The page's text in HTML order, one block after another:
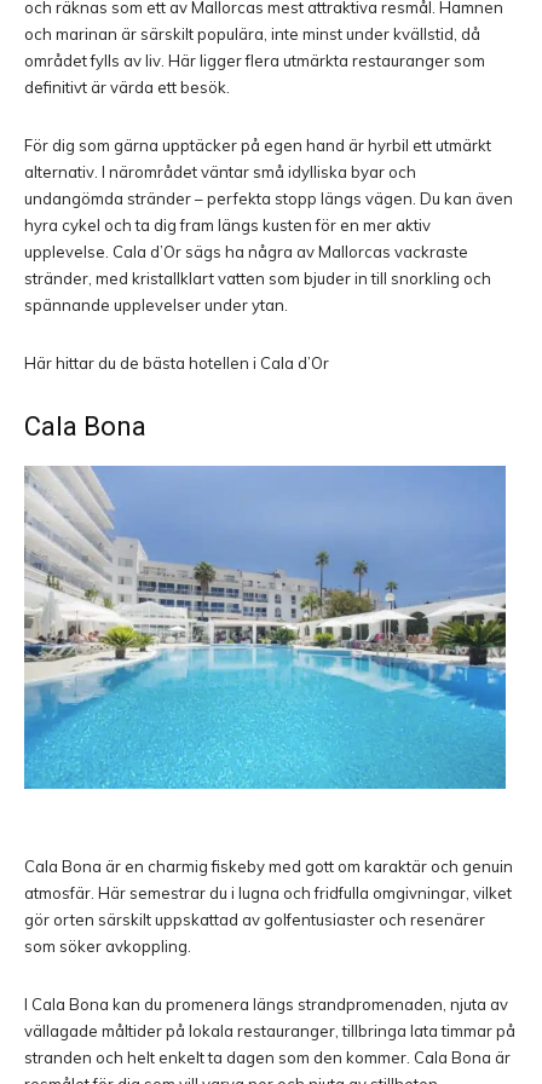
och räknas som ett av Mallorcas mest attraktiva resmål. Hamnen
och marinan är särskilt populära, inte minst under kvällstid, då
området fylls av liv. Här ligger flera utmärkta restauranger som
definitivt är värda ett besök.
För dig som gärna upptäcker på egen hand är hyrbil ett utmärkt
alternativ. I närområdet väntar små idylliska byar och
undangömda stränder – perfekta stopp längs vägen. Du kan även
hyra cykel och ta dig fram längs kusten för en mer aktiv
upplevelse. Cala d’Or sägs ha några av Mallorcas vackraste
stränder, med kristallklart vatten som bjuder in till snorkling och
spännande upplevelser under ytan.
Här hittar du de bästa hotellen i Cala d’Or
Cala Bona
Cala Bona är en charmig fiskeby med gott om karaktär och genuin
atmosfär. Här semestrar du i lugna och fridfulla omgivningar, vilket
gör orten särskilt uppskattad av golfentusiaster och resenärer
som söker avkoppling.
I Cala Bona kan du promenera längs strandpromenaden, njuta av
vällagade måltider på lokala restauranger, tillbringa lata timmar på
stranden och helt enkelt ta dagen som den kommer. Cala Bona är